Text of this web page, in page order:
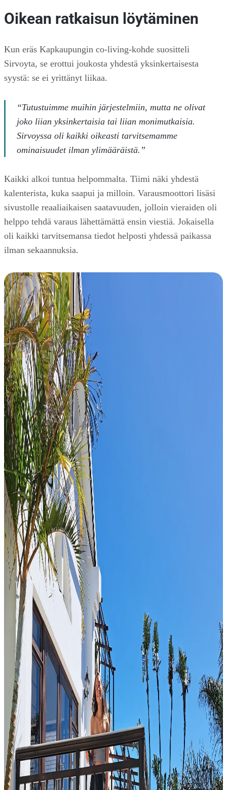
Oikean ratkaisun löytäminen
Kun eräs Kapkaupungin co-living-kohde suositteli
Sirvoyta, se erottui joukosta yhdestä yksinkertaisesta
syystä: se ei yrittänyt liikaa.
“Tutustuimme muihin järjestelmiin, mutta ne olivat
joko liian yksinkertaisia tai liian monimutkaisia.
Sirvoyssa oli kaikki oikeasti tarvitsemamme
ominaisuudet ilman ylimääräistä.”
Kaikki alkoi tuntua helpommalta. Tiimi näki yhdestä
kalenterista, kuka saapui ja milloin. Varausmoottori lisäsi
sivustolle reaaliaikaisen saatavuuden, jolloin vieraiden oli
helppo tehdä varaus lähettämättä ensin viestiä. Jokaisella
oli kaikki tarvitsemansa tiedot helposti yhdessä paikassa
ilman sekaannuksia.